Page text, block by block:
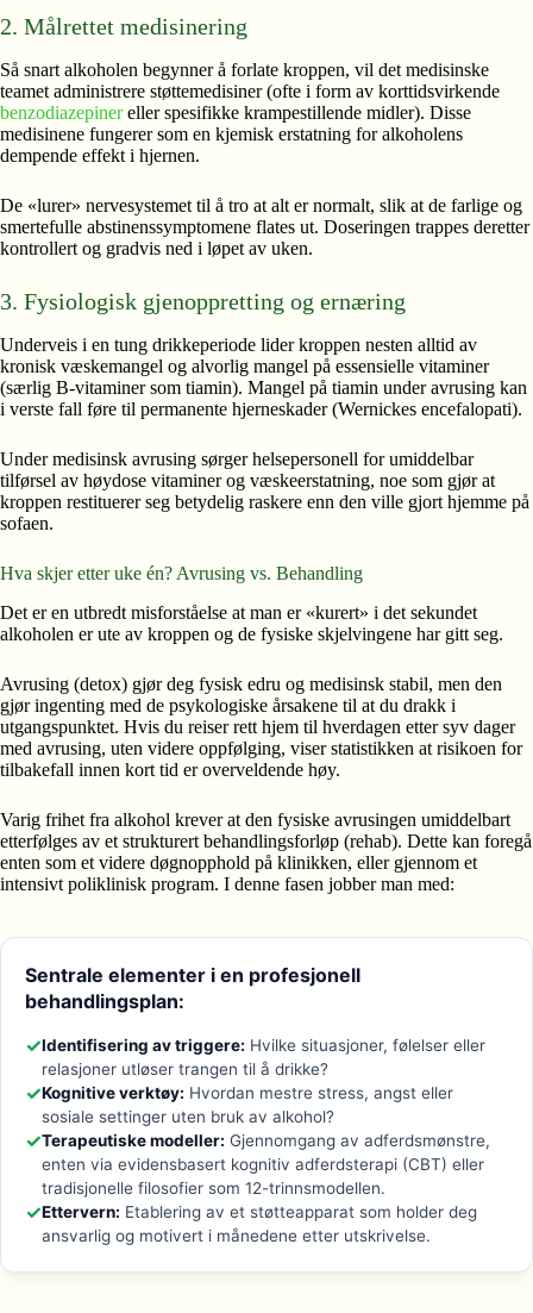
2. Målrettet medisinering
Så snart alkoholen begynner å forlate kroppen, vil det medisinske
teamet administrere støttemedisiner (ofte i form av korttidsvirkende
benzodiazepinereller spesifikke krampestillende midler). Disse
medisinene fungerer som en kjemisk erstatning for alkoholens
dempende effekt i hjernen.
De «lurer» nervesystemet til å tro at alt er normalt, slik at de farlige og
smertefulle abstinenssymptomene flates ut. Doseringen trappes deretter
kontrollert og gradvis ned i løpet av uken.
3. Fysiologisk gjenoppretting og ernæring
Underveis i en tung drikkeperiode lider kroppen nesten alltid av
kronisk væskemangel og alvorlig mangel på essensielle vitaminer
(særlig B-vitaminer som tiamin). Mangel på tiamin under avrusing kan
i verste fall føre til permanente hjerneskader (Wernickes encefalopati).
Under medisinsk avrusing sørger helsepersonell for umiddelbar
tilførsel av høydose vitaminer og væskeerstatning, noe som gjør at
kroppen restituerer seg betydelig raskere enn den ville gjort hjemme på
sofaen.
Hva skjer etter uke én? Avrusing vs. Behandling
Det er en utbredt misforståelse at man er «kurert» i det sekundet
alkoholen er ute av kroppen og de fysiske skjelvingene har gitt seg.
Avrusing (detox) gjør deg fysisk edru og medisinsk stabil, men den
gjør ingenting med de psykologiske årsakene til at du drakk i
utgangspunktet. Hvis du reiser rett hjem til hverdagen etter syv dager
med avrusing, uten videre oppfølging, viser statistikken at risikoen for
tilbakefall innen kort tid er overveldende høy.
Varig frihet fra alkohol krever at den fysiske avrusingen umiddelbart
etterfølges av et strukturert behandlingsforløp (rehab). Dette kan foregå
enten som et videre døgnopphold på klinikken, eller gjennom et
intensivt poliklinisk program. I denne fasen jobber man med:
Sentrale elementer i en profesjonell
behandlingsplan:
✓Identifisering av triggere: Hvilke situasjoner, følelser eller
relasjoner utløser trangen til å drikke?
✓Kognitive verktøy: Hvordan mestre stress, angst eller
sosiale settinger uten bruk av alkohol?
✓Terapeutiske modeller: Gjennomgang av adferdsmønstre,
enten via evidensbasert kognitiv adferdsterapi (CBT) eller
tradisjonelle filosofier som 12-trinnsmodellen.
✓Ettervern: Etablering av et støtteapparat som holder deg
ansvarlig og motivert i månedene etter utskrivelse.